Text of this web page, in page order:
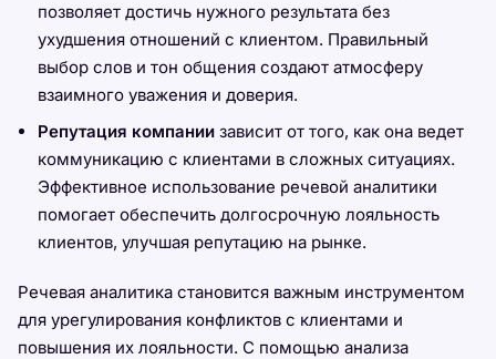
позволяет достичь нужного результата без
ухудшения отношений с клиентом. Правильный
выбор слов и тон общения создают атмосферу
взаимного уважения и доверия.
Репутация компании зависит от того, как она ведет
коммуникацию с клиентами в сложных ситуациях.
Эффективное использование речевой аналитики
помогает обеспечить долгосрочную лояльность
клиентов, улучшая репутацию на рынке.
Речевая аналитика становится важным инструментом
для урегулирования конфликтов с клиентами и
повышения их лояльности. С помощью анализа